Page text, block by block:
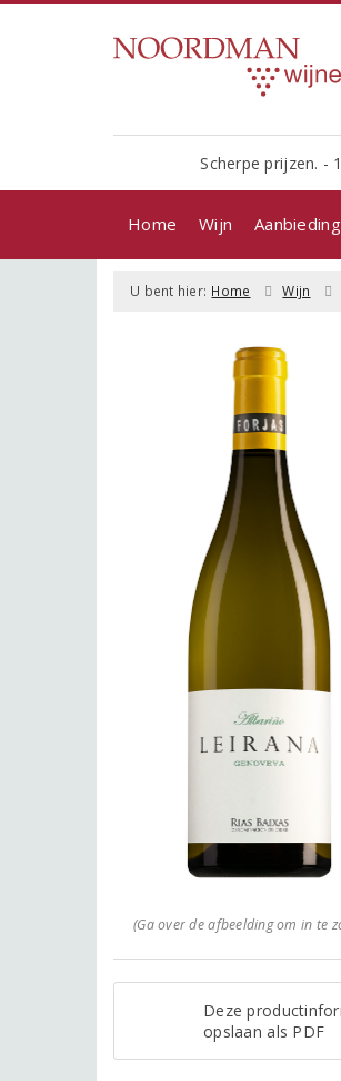
Scherpe prijzen. -
Home Wijn
U bent hier: Home Wijn
(Ga over de afbeelding om in te
Deze
opslaan als PDF